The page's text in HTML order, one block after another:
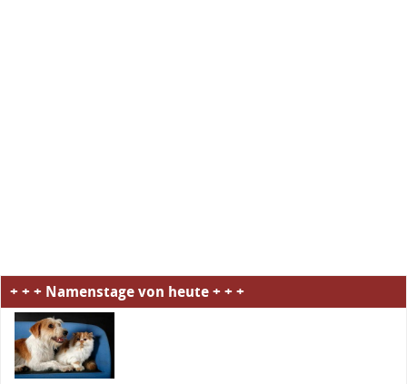
+ + + Namenstage von heute + + +